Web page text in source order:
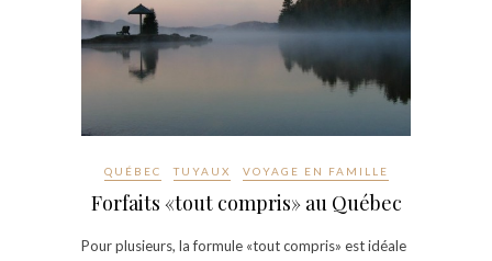
QUÉBEC TUYAUX VOYAGE EN FAMILLE
Forfaits «tout compris» au Québec
Pour plusieurs, la formule «tout compris» est idéale